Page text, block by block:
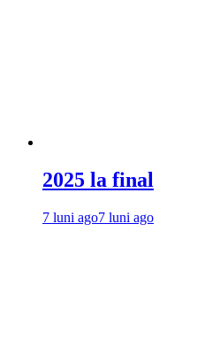
2025 la final
7 luni ago7 luni ago